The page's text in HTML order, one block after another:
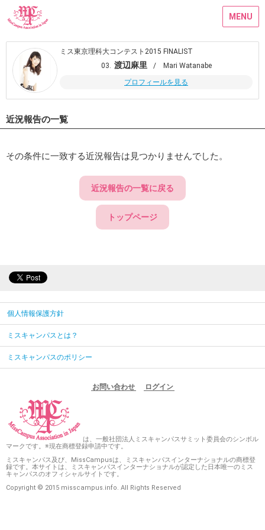
MENU
ミス東京理科大コンテスト2015 FINALIST
03. 渡辺麻里
/ Mari Watanabe
プロフィールを見る
近況報告の一覧
その条件に一致する近況報告は見つかりませんでした。
近況報告の一覧に戻る
トップページ
個人情報保護方針
ミスキャンパスとは？
ミスキャンパスのポリシー
お問い合わせ ログイン
は、一般社団法人ミスキャンパスサミット委員会のシンボル
マークです。※現在商標登録申請中です。
ミスキャンパス及び、MissCampusは、ミスキャンパスインターナショナルの商標登
録です。本サイトは、ミスキャンパスインターナショナルが認定した日本唯一のミス
キャンパスのオフィシャルサイトです。
Copyright © 2015 misscampus.info. All Rights Reserved